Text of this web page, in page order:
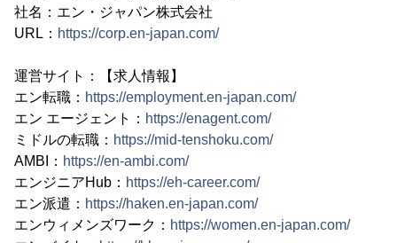
社名：エン・ジャパン株式会社
URL： https://corp.en-japan.com/
運営サイト：【求人情報】
エン転職： https://employment.en-japan.com/
エン エージェント： https://enagent.com/
ミドルの転職： https://mid-tenshoku.com/
AMBI： https://en-ambi.com/
エンジニアHub： https://eh-career.com/
エン派遣： https://haken.en-japan.com/
エンウィメンズワーク： https://women.en-japan.com/